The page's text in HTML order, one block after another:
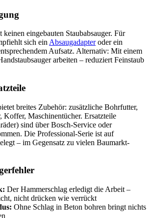
eingebauten Staubabsauger. Für
sich ein Absaugadapteroder ein
Aufsatz. Alternativ: Mit einem
arbeiten – reduziert Feinstaub
breites Zubehör: zusätzliche Bohrfutter,
Koffer, Maschinentücher. Ersatzteile
sind über Bosch-Service oder
Die Professional-Serie ist auf
– im Gegensatz zu vielen Baumarkt-
Der Hammerschlag erledigt die Arbeit –
nicht drücken wie verrückt
Ohne Schlag in Beton bohren bringt nichts